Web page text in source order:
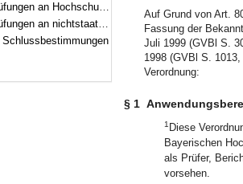
für angewandte Wissenschaften
nichtstaatlichen Hochschulen
Auf Grund von Art.
Fassung der
Juli 1999 (GVBl S.
1998 (GVBl S.
Verordnung:
§ 1
1 Diese
Bayerischen
als Prüfer,
vorsehen.